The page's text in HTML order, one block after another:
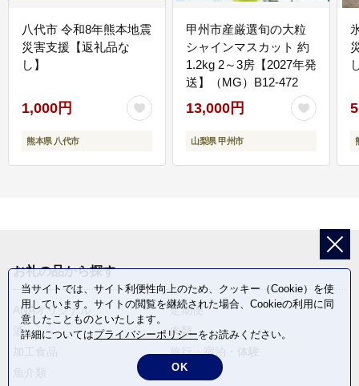
八代市 令和8年熊本地震
災害支援【返礼品な
し】
1,000円
熊本県 八代市
甲州市産厳選旬の大粒
シャインマスカット 約
1.2kg 2～3房【2027年発
送】（MG）B12-472
13,000円
山梨県 甲州市
お礼の品から探す
ANAオリジナル
定期便
酒
肉類
旅行・宿泊・体験
麺類
当サイトでは、サイト利便性向上のため、クッキー（Cookie）を使
用しています。サイトの閲覧を継続された場合、Cookieの利用に同
意したことものといたします。
詳細についてはプライバシーポリシーをお読みください。
OK